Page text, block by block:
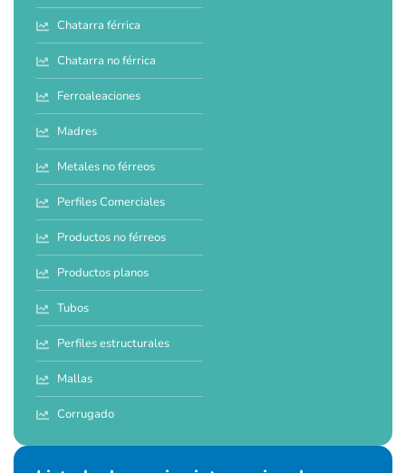
Chatarra férrica
Chatarra no férrica
Ferroaleaciones
Madres
Metales no férreos
Perfiles Comerciales
Productos no férreos
Productos planos
Tubos
Perfiles estructurales
Mallas
Corrugado